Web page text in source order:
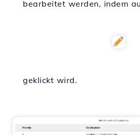
bearbeitet werden, indem
geklickt wird.